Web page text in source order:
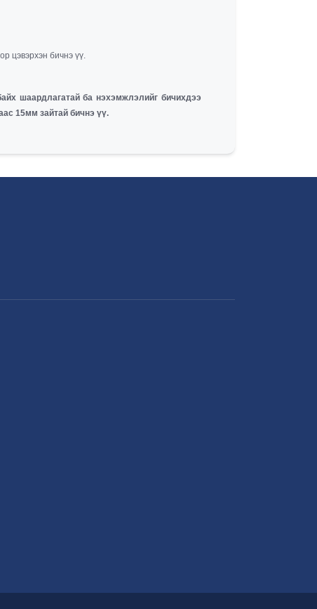
цэвэрхэн бичнэ үү.
шаардлагатай ба нэхэмжлэлийг бичихдээ
15мм зайтай бичнэ үү.